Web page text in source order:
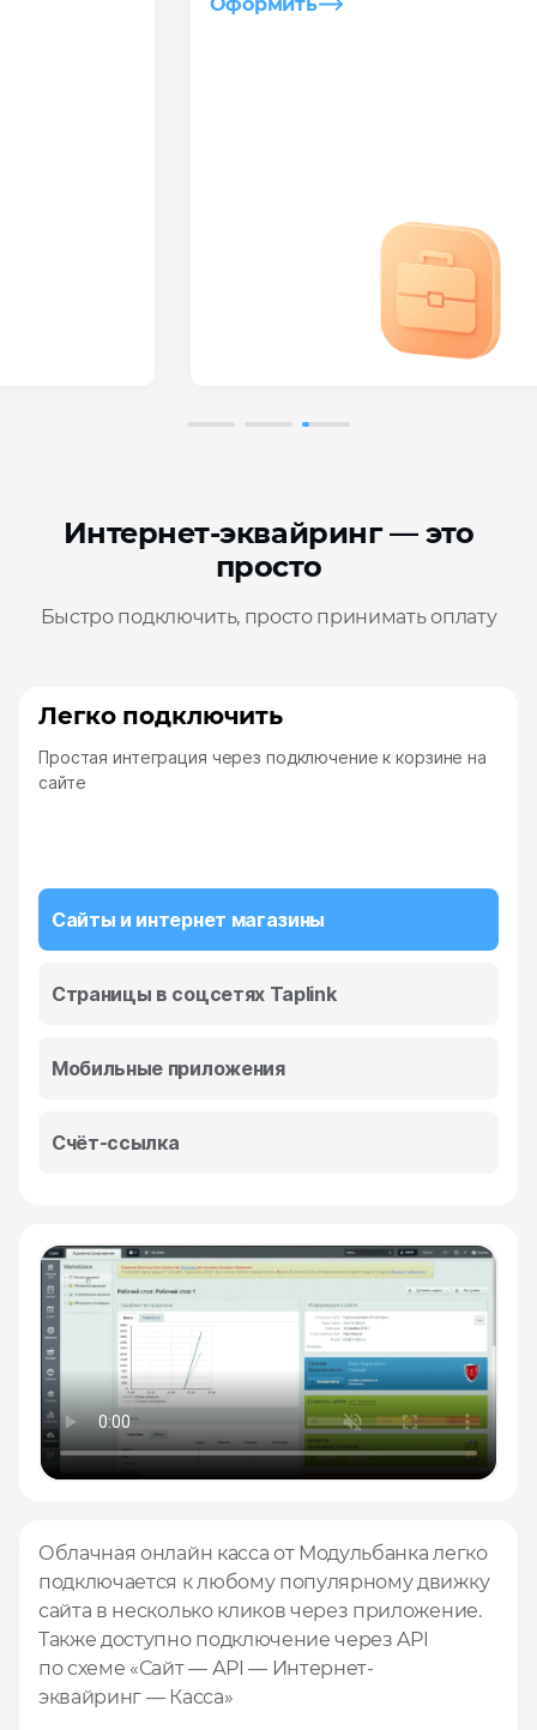
Интернет-эквайринг — это
просто
Быстро подключить, просто принимать оплату
Легко подключить
Простая интеграция через подключение к корзине на
сайте
Сайты и интернет магазины
Страницы в соцсетях Taplink
Мобильные приложения
Счёт‑ссылка
Облачная онлайн касса от Модульбанка легко
подключается к любому популярному движку
сайта в несколько кликов через приложение.
Также доступно подключение через API
по схеме «Сайт — АРІ — Интернет-
эквайринг — Касса»